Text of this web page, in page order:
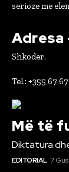
serioze me
Adresa
Shkoder.
Tel.: +355 67 67
Më të
Diktatura
EDITORIAL 7